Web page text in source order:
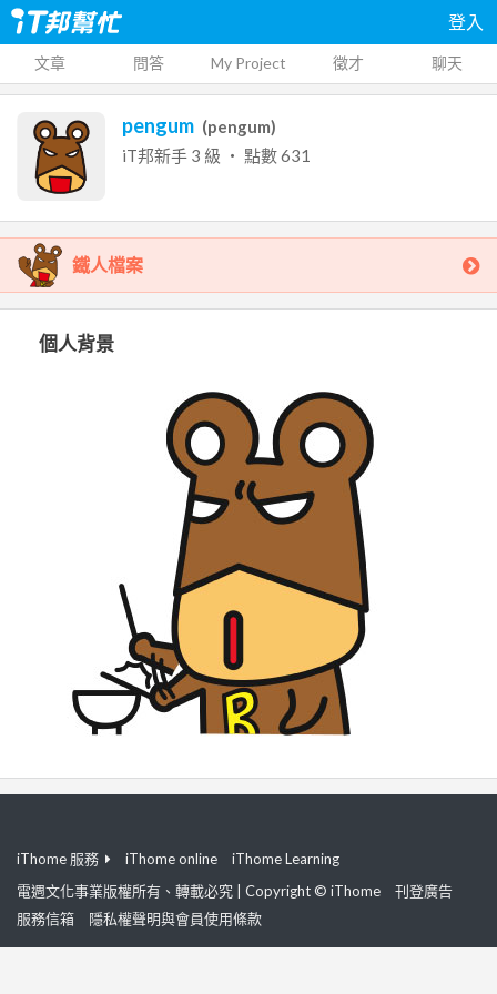
登入
文章 問答 My Project 徵才 聊天
pengum (pengum)
iT邦新手 3 級 ‧ 點數631
鐵人檔案
個人背景
iThome 服務 iThome online
iThome Learning
電週文化事業版權所有、轉載必究 | Copyright © iThome
刊登廣告
服務信箱
隱私權聲明與會員使用條款